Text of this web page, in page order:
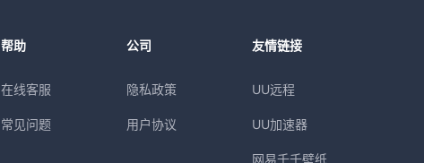
帮助
在线客服
常见问题
公司
隐私政策
用户协议
友情链接
UU远程
UU加速器
网易千千壁纸